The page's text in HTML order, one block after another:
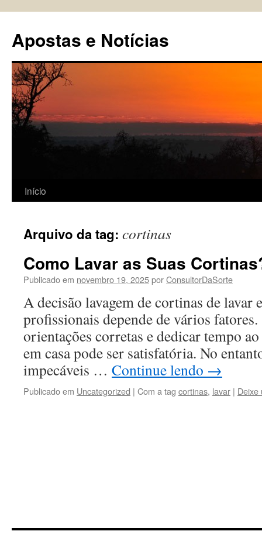
conteúdo
Apostas e Notícias
Início
Arquivo da tag: cortinas
Como Lavar as Suas
Publicado em novembro 19, 2025porConsultorDaSorte
A decisão lavagem de cortinas de lavar
profissionais depende de vários fatores.
orientações corretas e dedicar tempo
em casa pode ser satisfatória. No
impecáveis … Continue lendo →
Publicado em Uncategorized | Com a tag cortinas, lavar | Deixe